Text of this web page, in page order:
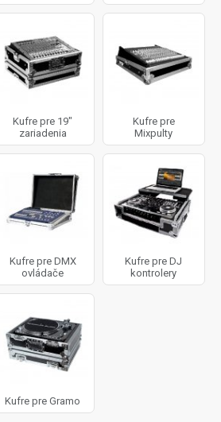
Kufre pre 19"
zariadenia
Kufre pre
Mixpulty
Kufre pre DMX
ovládače
Kufre pre DJ
kontrolery
Kufre pre Gramo